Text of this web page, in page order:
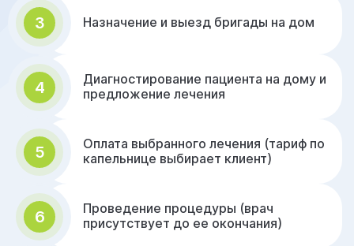
3 Назначение и выезд бригады на дом
4
Диагностирование пациента на дому и
предложение лечения
5
Оплата выбранного лечения (тариф по
капельнице выбирает клиент)
6
Проведение процедуры (врач
присутствует до ее окончания)